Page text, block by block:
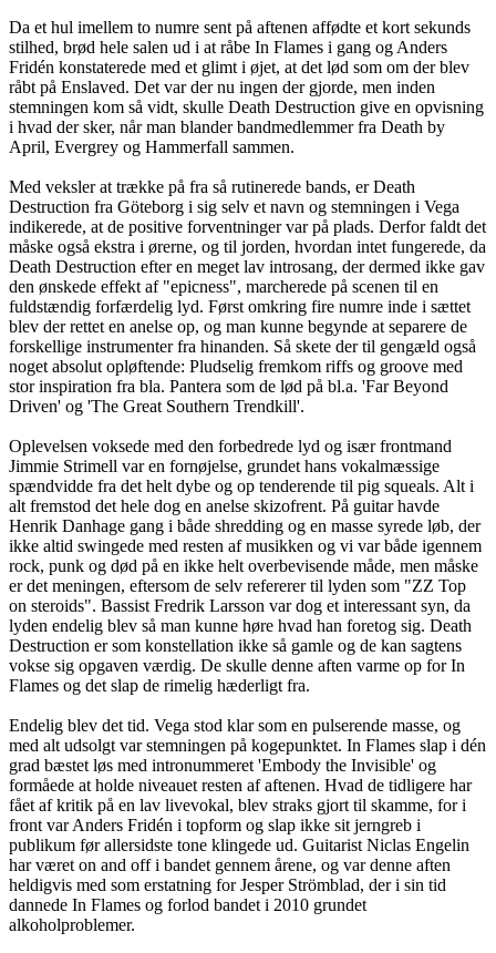
Da et hul imellem to numre sent på aftenen affødte et kort sekunds
stilhed, brød hele salen ud i at råbe In Flames i gang og Anders
Fridén konstaterede med et glimt i øjet, at det lød som om der blev
råbt på Enslaved. Det var der nu ingen der gjorde, men inden
stemningen kom så vidt, skulle Death Destruction give en opvisning
i hvad der sker, når man blander bandmedlemmer fra Death by
April, Evergrey og Hammerfall sammen.
Med veksler at trække på fra så rutinerede bands, er Death
Destruction fra Göteborg i sig selv et navn og stemningen i Vega
indikerede, at de positive forventninger var på plads. Derfor faldt det
måske også ekstra i ørerne, og til jorden, hvordan intet fungerede, da
Death Destruction efter en meget lav introsang, der dermed ikke gav
den ønskede effekt af "epicness", marcherede på scenen til en
fuldstændig forfærdelig lyd. Først omkring fire numre inde i sættet
blev der rettet en anelse op, og man kunne begynde at separere de
forskellige instrumenter fra hinanden. Så skete der til gengæld også
noget absolut opløftende: Pludselig fremkom riffs og groove med
stor inspiration fra bla. Pantera som de lød på bl.a. 'Far Beyond
Driven' og 'The Great Southern Trendkill'.
Oplevelsen voksede med den forbedrede lyd og især frontmand
Jimmie Strimell var en fornøjelse, grundet hans vokalmæssige
spændvidde fra det helt dybe og op tenderende til pig squeals. Alt i
alt fremstod det hele dog en anelse skizofrent. På guitar havde
Henrik Danhage gang i både shredding og en masse syrede løb, der
ikke altid swingede med resten af musikken og vi var både igennem
rock, punk og død på en ikke helt overbevisende måde, men måske
er det meningen, eftersom de selv refererer til lyden som "ZZ Top
on steroids". Bassist Fredrik Larsson var dog et interessant syn, da
lyden endelig blev så man kunne høre hvad han foretog sig. Death
Destruction er som konstellation ikke så gamle og de kan sagtens
vokse sig opgaven værdig. De skulle denne aften varme op for In
Flames og det slap de rimelig hæderligt fra.
Endelig blev det tid. Vega stod klar som en pulserende masse, og
med alt udsolgt var stemningen på kogepunktet. In Flames slap i dén
grad bæstet løs med intronummeret 'Embody the Invisible' og
formåede at holde niveauet resten af aftenen. Hvad de tidligere har
fået af kritik på en lav livevokal, blev straks gjort til skamme, for i
front var Anders Fridén i topform og slap ikke sit jerngreb i
publikum før allersidste tone klingede ud. Guitarist Niclas Engelin
har været on and off i bandet gennem årene, og var denne aften
heldigvis med som erstatning for Jesper Strömblad, der i sin tid
dannede In Flames og forlod bandet i 2010 grundet
alkoholproblemer.